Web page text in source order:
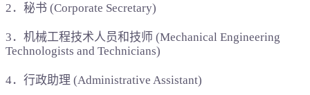
2．秘书 (Corporate Secretary)
3．机械工程技术人员和技师 (Mechanical Engineering
Technologists and Technicians)
4．行政助理 (Administrative Assistant)